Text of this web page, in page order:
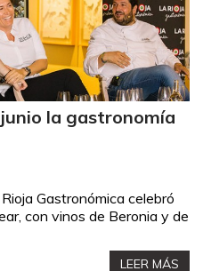
la gastronomía
Gastronómica celebró
con vinos de Beronia y de
LEER MÁS